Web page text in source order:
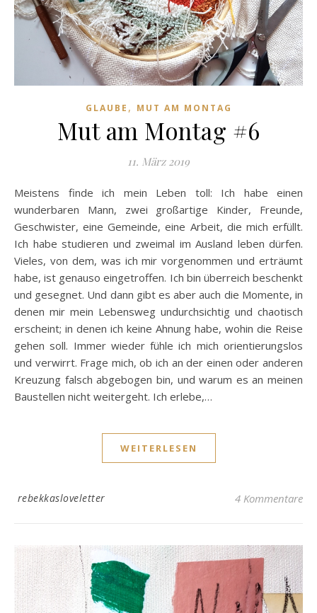
GLAUBE , MUT AM MONTAG
Mut am Montag #6
11. März 2019
Meistens finde ich mein Leben toll: Ich habe einen
wunderbaren Mann, zwei großartige Kinder, Freunde,
Geschwister, eine Gemeinde, eine Arbeit, die mich erfüllt.
Ich habe studieren und zweimal im Ausland leben dürfen.
Vieles, von dem, was ich mir vorgenommen und erträumt
habe, ist genauso eingetroffen. Ich bin überreich beschenkt
und gesegnet. Und dann gibt es aber auch die Momente, in
denen mir mein Lebensweg undurchsichtig und chaotisch
erscheint; in denen ich keine Ahnung habe, wohin die Reise
gehen soll. Immer wieder fühle ich mich orientierungslos
und verwirrt. Frage mich, ob ich an der einen oder anderen
Kreuzung falsch abgebogen bin, und warum es an meinen
Baustellen nicht weitergeht. Ich erlebe,…
WEITERLESEN
rebekkasloveletter 4 Kommentare